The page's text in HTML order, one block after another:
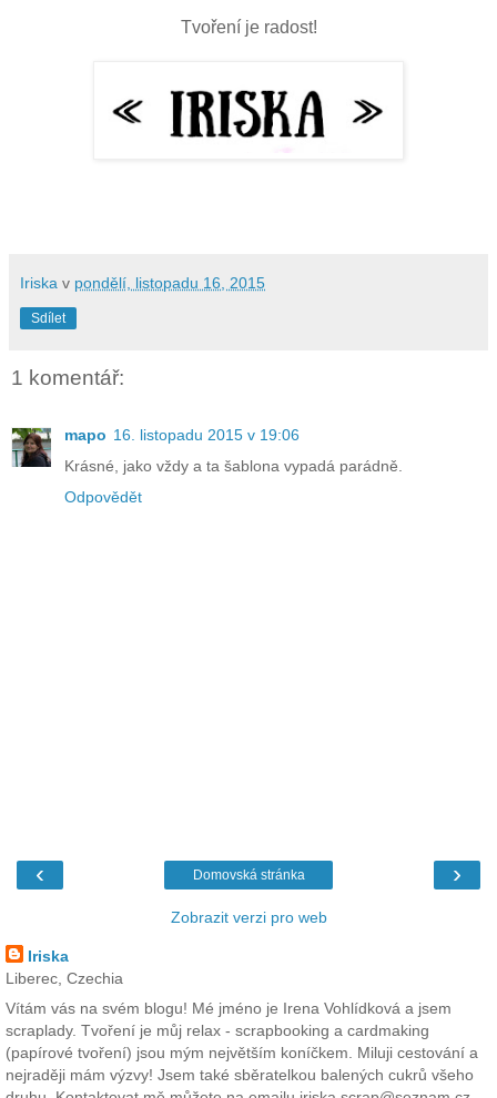
Tvoření je radost!
Iriska v pondělí, listopadu 16, 2015
Sdílet
1 komentář:
mapo 16. listopadu 2015 v 19:06
Krásné, jako vždy a ta šablona vypadá parádně.
Odpovědět
‹ ›
Domovská stránka
Zobrazit verzi pro web
Iriska
Liberec, Czechia
Vítám vás na svém blogu! Mé jméno je Irena Vohlídková a jsem
scraplady. Tvoření je můj relax - scrapbooking a cardmaking
(papírové tvoření) jsou mým největším koníčkem. Miluji cestování a
nejraději mám výzvy! Jsem také sběratelkou balených cukrů všeho